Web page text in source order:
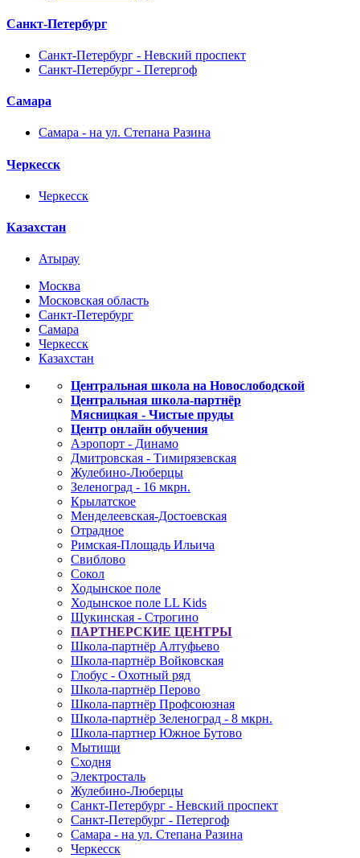
Санкт-Петербург
Санкт-Петербург - Невский проспект
Санкт-Петербург - Петергоф
Самара
Самара - на ул. Степана Разина
Черкесск
Черкесск
Казахстан
Атырау
Москва
Московская область
Санкт-Петербург
Самара
Черкесск
Казахстан
Центральная школа на Новослободской
Центральная школа-партнёр
Мясницкая - Чистые пруды
Центр онлайн обучения
Аэропорт - Динамо
Дмитровская - Тимирязевская
Жулебино-Люберцы
Зеленоград - 16 мкрн.
Крылатское
Менделеевская-Достоевская
Отрадное
Римская-Площадь Ильича
Свиблово
Сокол
Ходынское поле
Ходынское поле LL Kids
Щукинская - Строгино
ПАРТНЕРСКИЕ ЦЕНТРЫ
Школа-партнёр Алтуфьево
Школа-партнёр Войковская
Глобус - Охотный ряд
Школа-партнёр Перово
Школа-партнёр Профсоюзная
Школа-партнёр Зеленоград - 8 мкрн.
Школа-партнер Южное Бутово
Мытищи
Сходня
Электросталь
Жулебино-Люберцы
Санкт-Петербург - Невский проспект
Санкт-Петербург - Петергоф
Самара - на ул. Степана Разина
Черкесск